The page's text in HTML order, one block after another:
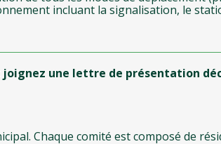
incluant la signalisation, le
joignez une lettre de présentation
Chaque comité est composé de